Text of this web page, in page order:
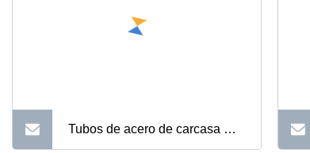
Tubos de acero de carcasa API